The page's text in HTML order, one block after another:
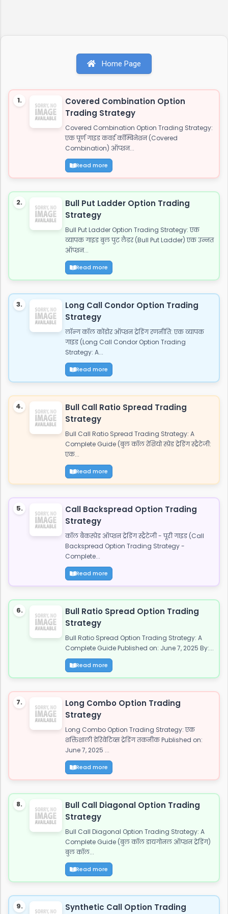
यारो के यार है जाट, और दुशमन के लिये तुफान है जाट, तभी
तो दुनिया कहती है बाप रे खतरनाक है जाट..!!" इस शायरी को
अटीट्यूड स्टेटस "ये आवाज नही जाट कि दहाड़ है, अकेले भी
खडे सामने हो जाये तो...
Home Page
1.
Covered Combination Option
Trading Strategy
Covered Combination Option Trading Strategy:
एक पूर्ण गाइड कवर्ड कॉम्बिनेशन (Covered
Combination) ऑप्शन...
Read more
2.
Bull Put Ladder Option Trading
Strategy
Bull Put Ladder Option Trading Strategy: एक
व्यापक गाइड बुल पुट लैडर (Bull Put Ladder) एक उन्नत
ऑप्शन...
Read more
3.
Long Call Condor Option Trading
Strategy
लॉन्ग कॉल कोंडोर ऑप्शन ट्रेडिंग रणनीति: एक व्यापक
गाइड (Long Call Condor Option Trading
Strategy: A...
Read more
4.
Bull Call Ratio Spread Trading
Strategy
Bull Call Ratio Spread Trading Strategy: A
Complete Guide (बुल कॉल रेशियो स्प्रेड ट्रेडिंग स्ट्रैटेजी:
एक...
Read more
5.
Call Backspread Option Trading
Strategy
कॉल बैकस्प्रेड ऑप्शन ट्रेडिंग स्ट्रैटेजी - पूरी गाइड (Call
Backspread Option Trading Strategy -
Complete...
Read more
6.
Bull Ratio Spread Option Trading
Strategy
Bull Ratio Spread Option Trading Strategy: A
Complete Guide Published on: June 7, 2025 By:...
Read more
7.
Long Combo Option Trading
Strategy
Long Combo Option Trading Strategy: एक
शक्तिशाली डेरिवेटिव्स ट्रेडिंग तकनीक Published on:
June 7, 2025 ...
Read more
8.
Bull Call Diagonal Option Trading
Strategy
Bull Call Diagonal Option Trading Strategy: A
Complete Guide (बुल कॉल डायगोनल ऑप्शन ट्रेडिंग)
बुल कॉल...
Read more
9.
Synthetic Call Option Trading